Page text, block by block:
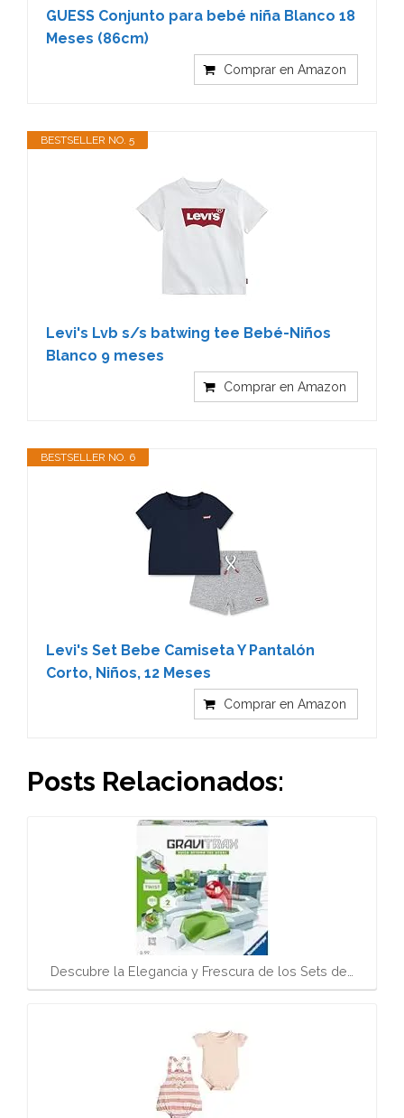
GUESS Conjunto para bebé niña Blanco 18
Meses (86cm)
Comprar en Amazon
BESTSELLER NO. 5
Levi's Lvb s/s batwing tee Bebé-Niños
Blanco 9 meses
Comprar en Amazon
BESTSELLER NO. 6
Levi's Set Bebe Camiseta Y Pantalón
Corto, Niños, 12 Meses
Comprar en Amazon
Posts Relacionados:
Descubre la Elegancia y Frescura de los Sets de…